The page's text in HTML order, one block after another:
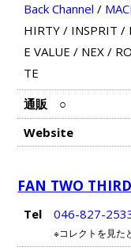
Back Channel /
HIRTY/ INSPRIT /
E VALUE / NEX/
TE
通販
○
Website
FAN TWO
Tel 046-827-
※コレクトを見た